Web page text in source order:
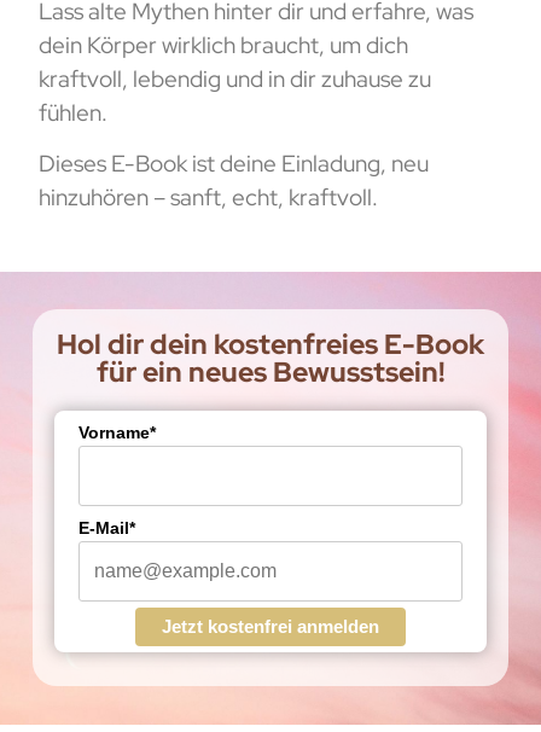
Lass alte Mythen hinter dir und erfahre, was
dein Körper wirklich braucht, um dich
kraftvoll, lebendig und in dir zuhause zu
fühlen.
Dieses E-Book ist deine Einladung, neu
hinzuhören – sanft, echt, kraftvoll.
Hol dir dein kostenfreies E-Book
für ein neues Bewusstsein!
Vorname*
E-Mail*
Jetzt kostenfrei anmelden